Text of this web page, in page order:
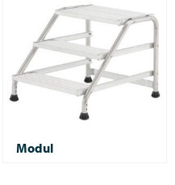
Modul